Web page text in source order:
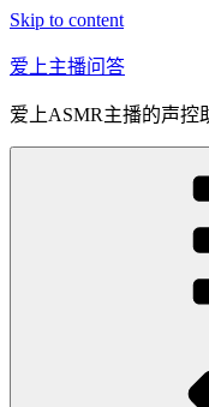
Skip to content
爱上主播问答
爱上ASMR主播的声控